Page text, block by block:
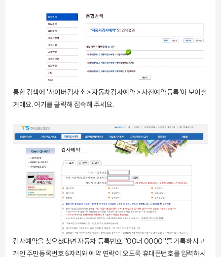
통합 검색에 '사이버검사소 > 자동차검사예약 > 사전예약등록'이 보이실
거에요. 여기를 클릭해 접속해 주세요.
검사예약을 찾으셨다면 자동차 등록번호 "OO너 OOOO"를 기록하시고
개인 주민등록번호 6자리와 예약 연락이 오도록 휴대폰번호를 입력하시